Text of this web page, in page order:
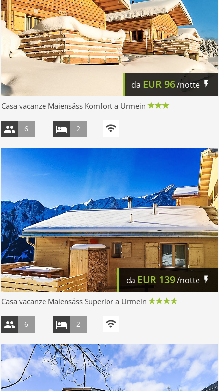
da EUR 96/notte
Casa vacanze Maiensäss Komfort a Urmein
6 2
da EUR 139/notte
Casa vacanze Maiensäss Superior a Urmein
6 2